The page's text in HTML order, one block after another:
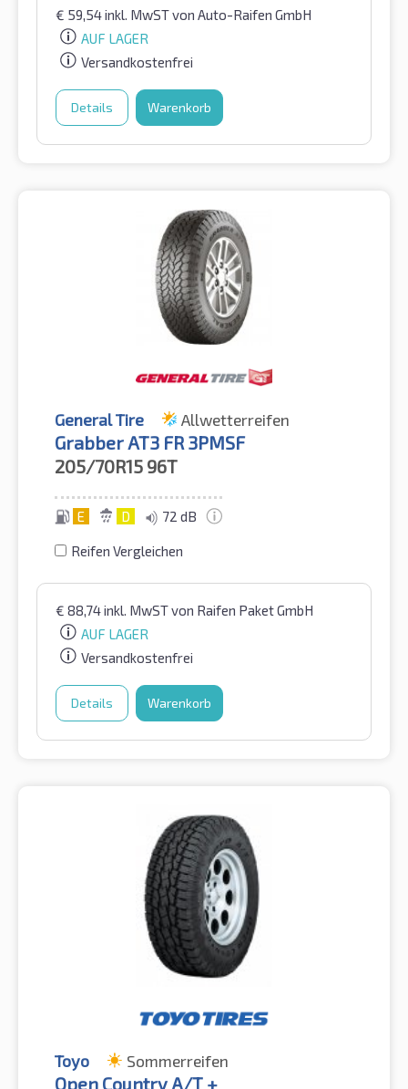
€ 59,54inkl. MwSTvon Auto-Raifen GmbH
AUF LAGER
Versandkostenfrei
Details Warenkorb
General Tire Allwetterreifen
Grabber AT3 FR 3PMSF
205/70R15 96T
E D 72 dB
Reifen Vergleichen
€ 88,74inkl. MwSTvon Raifen Paket GmbH
AUF LAGER
Versandkostenfrei
Details Warenkorb
Toyo Sommerreifen
Open Country A/T +